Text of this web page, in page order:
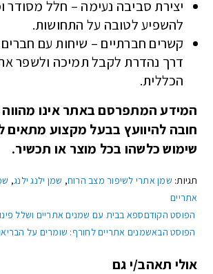
יצירת סביבה נעימה – חלל מסודר
להשפיע לטובה על התחושות.
קשרים חברתיים – שיחות עם
דרך נהדרת לקבל תמיכה ולשפר
הכללית.
המידע המתפרסם באתר אינו
חובה להיוועץ בבעל מקצוע מתאים
שימוש כלשהו בכל מוצר או תכשיר.
תגיות: שמן אתרי לשיפור מצב הרוח, שמן ילנג ילנג,
אתריים
הפוסט הקודםספא בבית עם שמנים אתריים ושלל
הפוסט הבאשמנים אתריים לחורף: שומרים על
אולי תאהב/י גם